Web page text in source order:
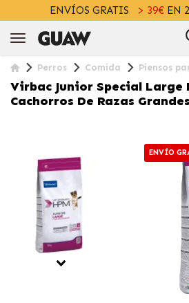
ENVÍOS GRATIS > 39€EN
Perros Comida Piensos
Virbac Junior Special Large
Cachorros De Razas Grandes
ENVÍO